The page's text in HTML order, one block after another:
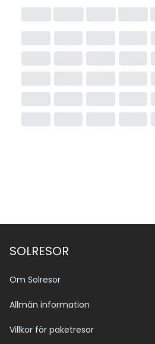
SOLRESOR
Om Solresor
Allmän information
Villkor för paketresor